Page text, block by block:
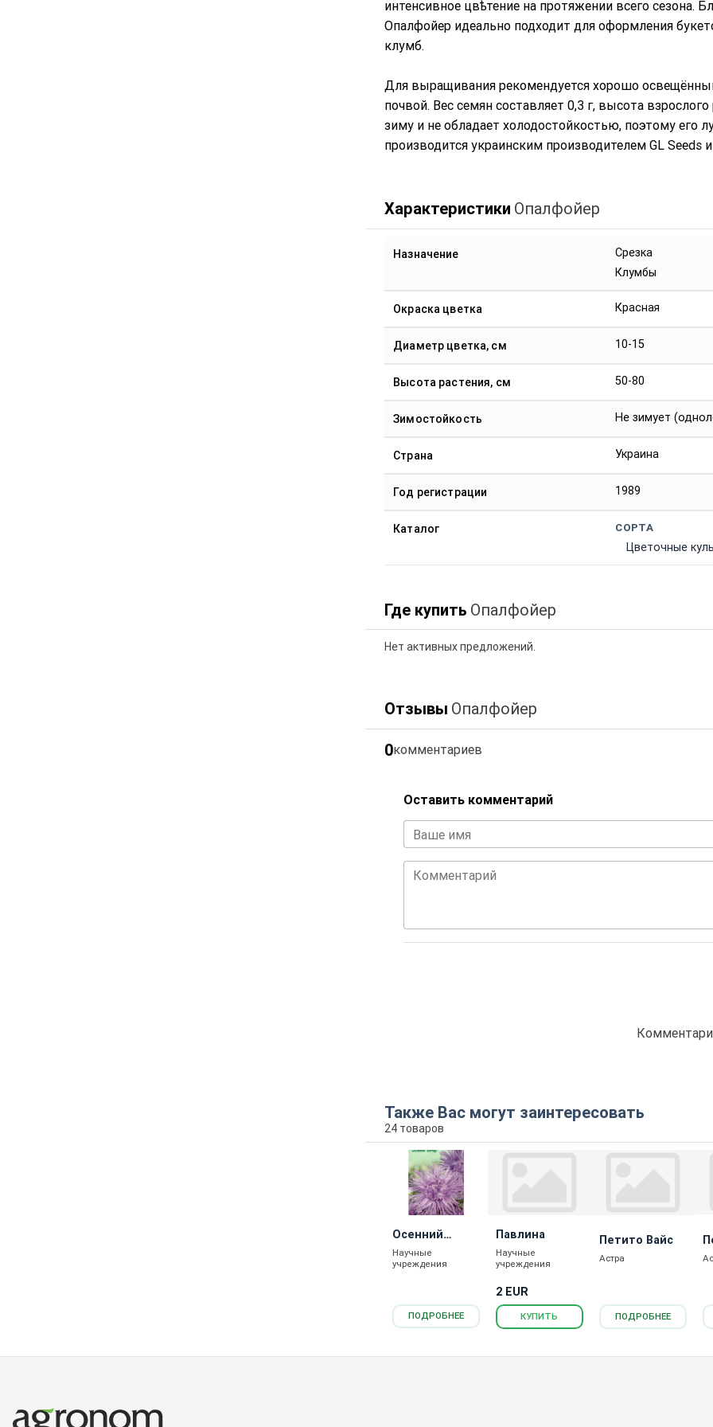
интенсивное цвѣтение на протяжении всего сезона.
Опалфойер идеально подходит для оформления
клумб.
Для выращивания рекомендуется хорошо
почвой. Вес семян составляет 0,3 г, высота
зиму и не обладает холодостойкостью, поэтому
производится украинским производителем GL Seeds
Характеристики Опалфойер
Назначение
Срезка
Клумбы
Окраска цветка Красная
Диаметр цветка, см 10-15
Высота растения, см 50-80
Зимостойкость Не зимует
Страна Украина
Год регистрации 1989
Каталог СОРТА
Цветочные
Где купить Опалфойер
Нет активных предложений.
Отзывы Опалфойер
0комментариев
Оставить комментарий
Ваше имя
Комментарий
Также Вас могут заинтересовать
24 товаров
Осенний
вечер
Научные
учреждения
ПОДРОБНЕЕ
Павлина
Научные
учреждения
2 EUR
КУПИТЬ
Петито Вайс
Астра
ПОДРОБНЕЕ